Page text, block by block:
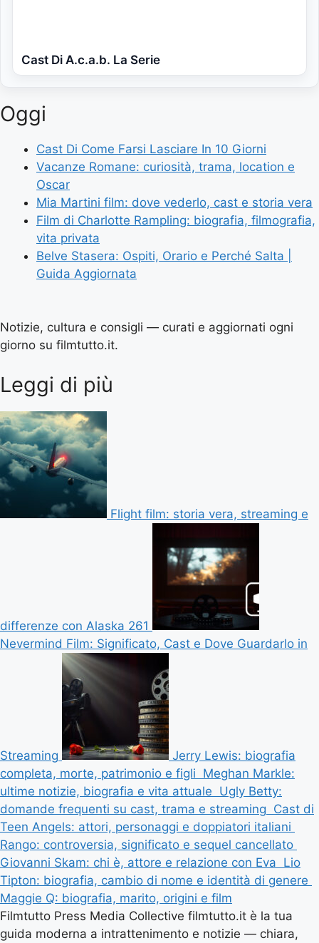
Cast Di A.c.a.b. La Serie
Oggi
Cast Di Come Farsi Lasciare In 10 Giorni
Vacanze Romane: curiosità, trama, location e
Oscar
Mia Martini film: dove vederlo, cast e storia vera
Film di Charlotte Rampling: biografia, filmografia,
vita privata
Belve Stasera: Ospiti, Orario e Perché Salta |
Guida Aggiornata
Notizie, cultura e consigli — curati e aggiornati ogni
giorno su filmtutto.it.
Leggi di più
Flight film: storia vera, streaming e
differenze con Alaska 261
Nevermind Film: Significato, Cast e Dove Guardarlo in
Streaming
Jerry Lewis: biografia
completa, morte, patrimonio e figli Meghan Markle:
ultime notizie, biografia e vita attuale Ugly Betty:
domande frequenti su cast, trama e streaming Cast di
Teen Angels: attori, personaggi e doppiatori italiani
Rango: controversia, significato e sequel cancellato
Giovanni Skam: chi è, attore e relazione con Eva Lio
Tipton: biografia, cambio di nome e identità di genere
Maggie Q: biografia, marito, origini e film
Filmtutto Press Media Collective filmtutto.it è la tua
guida moderna a intrattenimento e notizie — chiara,